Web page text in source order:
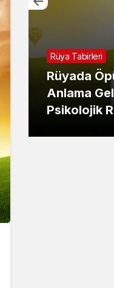
Rüya Tabirleri
Rüyada
Anlama
Psikolojik